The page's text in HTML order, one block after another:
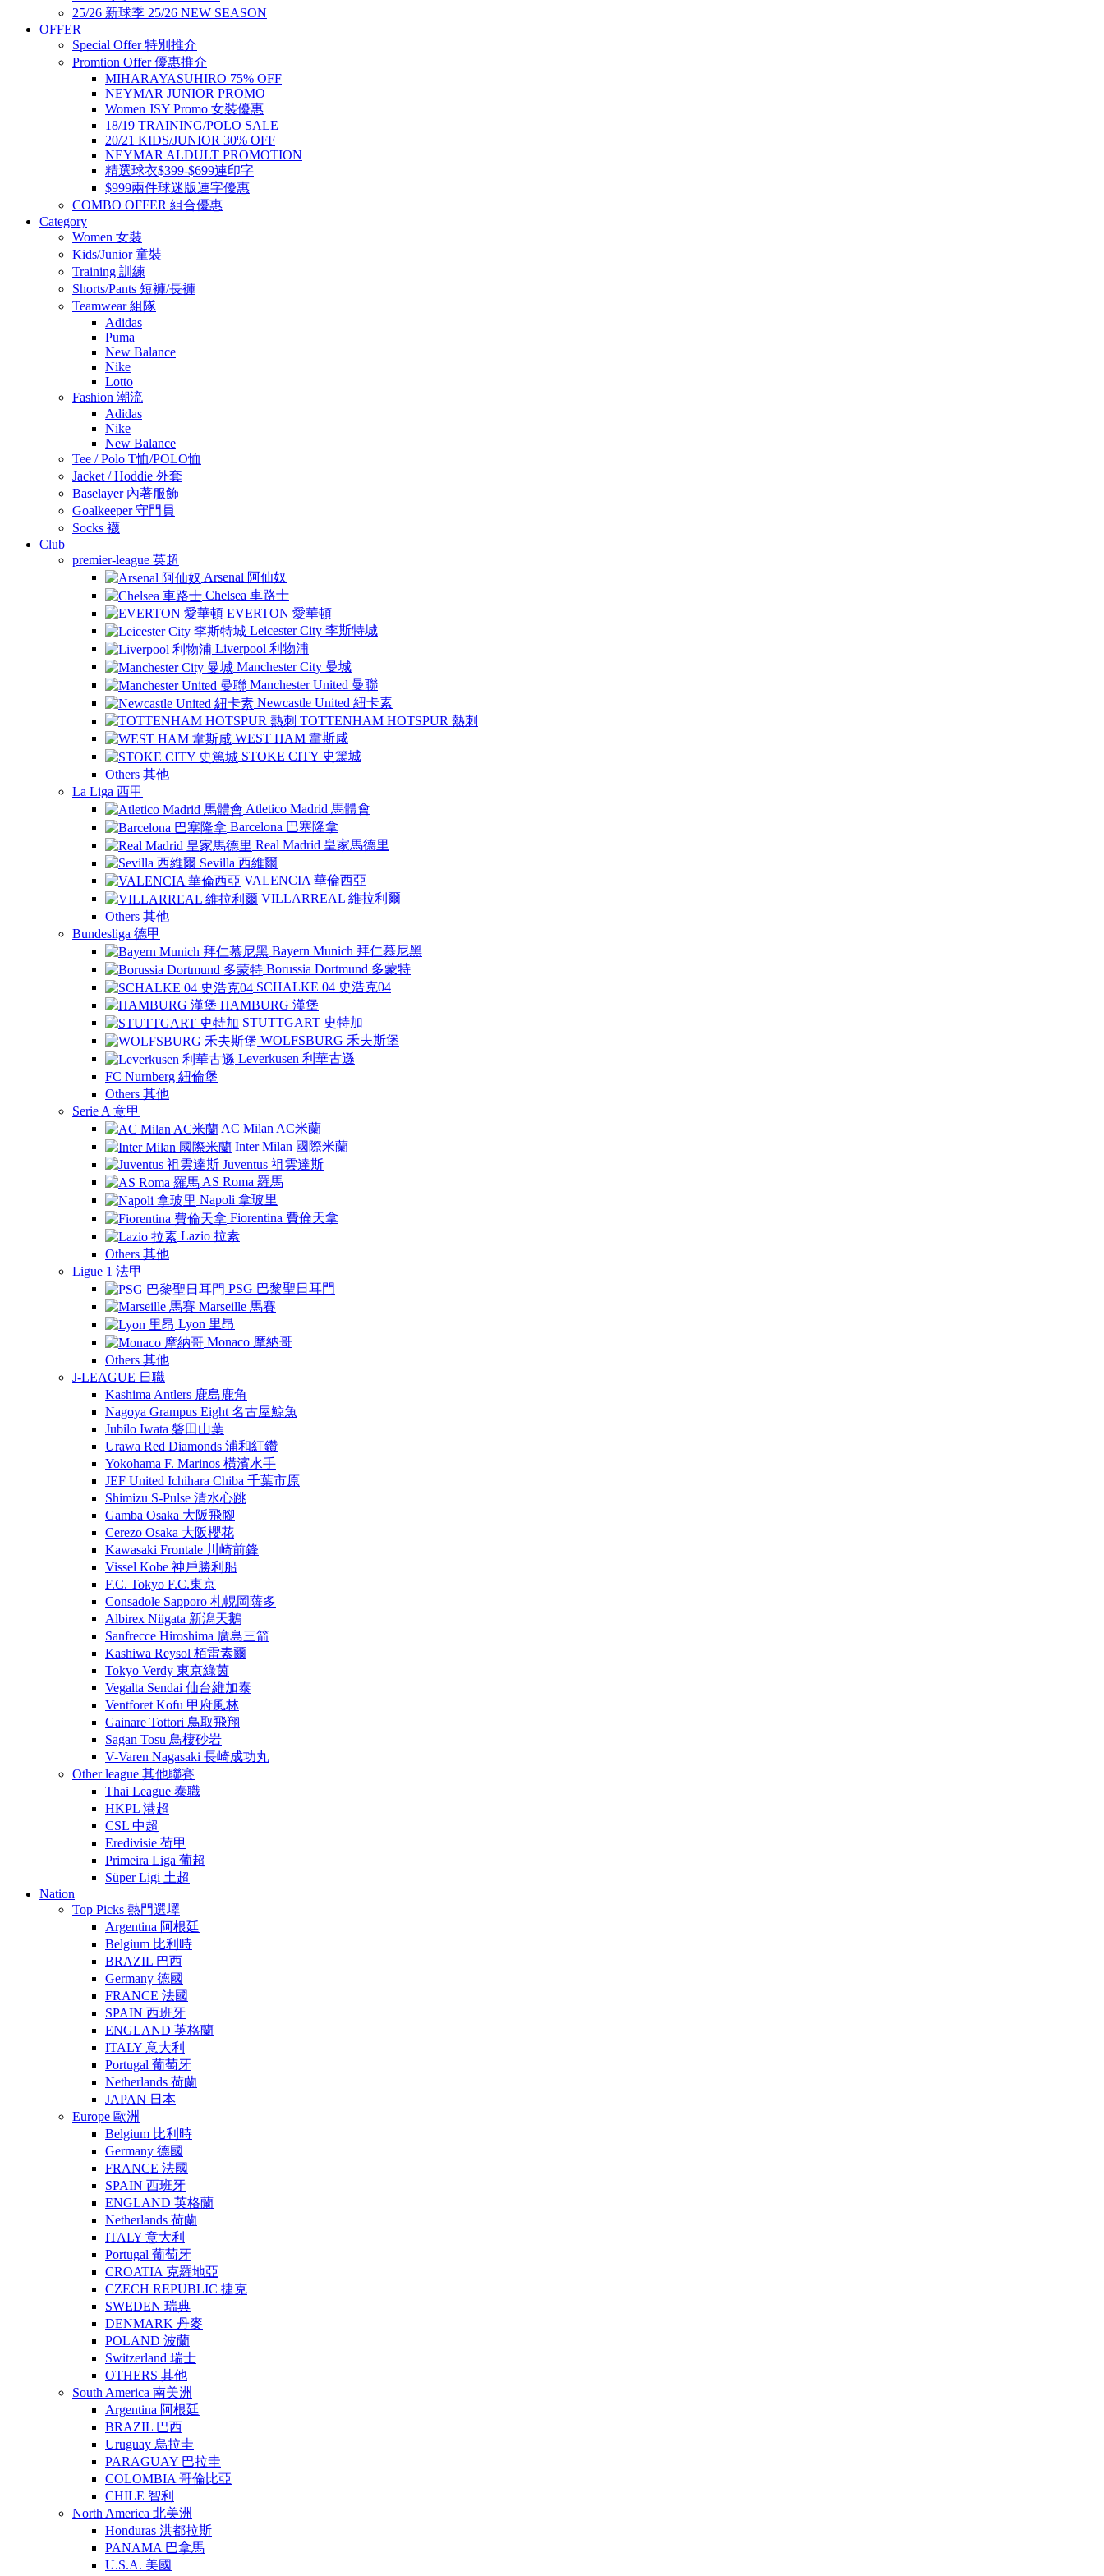
25/26 新球季 25/26 NEW SEASON
OFFER
Special Offer 特別推介
Promtion Offer 優惠推介
MIHARAYASUHIRO 75% OFF
NEYMAR JUNIOR PROMO
Women JSY Promo 女裝優惠
18/19 TRAINING/POLO SALE
20/21 KIDS/JUNIOR 30% OFF
NEYMAR ALDULT PROMOTION
精選球衣$399-$699連印字
$999兩件球迷版連字優惠
COMBO OFFER 組合優惠
Category
Women 女裝
Kids/Junior 童裝
Training 訓練
Shorts/Pants 短褲/長褲
Teamwear 組隊
Adidas
Puma
New Balance
Nike
Lotto
Fashion 潮流
Adidas
Nike
New Balance
Tee / Polo T恤/POLO恤
Jacket / Hoddie 外套
Baselayer 內著服飾
Goalkeeper 守門員
Socks 襪
Club
premier-league 英超
Arsenal 阿仙奴
Chelsea 車路士
EVERTON 愛華頓
Leicester City 李斯特城
Liverpool 利物浦
Manchester City 曼城
Manchester United 曼聯
Newcastle United 紐卡素
TOTTENHAM HOTSPUR 熱刺
WEST HAM 韋斯咸
STOKE CITY 史篤城
Others 其他
La Liga 西甲
Atletico Madrid 馬體會
Barcelona 巴塞隆拿
Real Madrid 皇家馬德里
Sevilla 西維爾
VALENCIA 華倫西亞
VILLARREAL 維拉利爾
Others 其他
Bundesliga 德甲
Bayern Munich 拜仁慕尼黑
Borussia Dortmund 多蒙特
SCHALKE 04 史浩克04
HAMBURG 漢堡
STUTTGART 史特加
WOLFSBURG 禾夫斯堡
Leverkusen 利華古遜
FC Nurnberg 紐倫堡
Others 其他
Serie A 意甲
AC Milan AC米蘭
Inter Milan 國際米蘭
Juventus 祖雲達斯
AS Roma 羅馬
Napoli 拿玻里
Fiorentina 費倫天拿
Lazio 拉素
Others 其他
Ligue 1 法甲
PSG 巴黎聖日耳門
Marseille 馬賽
Lyon 里昂
Monaco 摩納哥
Others 其他
J-LEAGUE 日職
Kashima Antlers 鹿島鹿角
Nagoya Grampus Eight 名古屋鯨魚
Jubilo Iwata 磐田山葉
Urawa Red Diamonds 浦和紅鑽
Yokohama F. Marinos 橫濱水手
JEF United Ichihara Chiba 千葉市原
Shimizu S-Pulse 清水心跳
Gamba Osaka 大阪飛腳
Cerezo Osaka 大阪櫻花
Kawasaki Frontale 川崎前鋒
Vissel Kobe 神戶勝利船
F.C. Tokyo F.C.東京
Consadole Sapporo 札幌岡薩多
Albirex Niigata 新潟天鵝
Sanfrecce Hiroshima 廣島三箭
Kashiwa Reysol 栢雷素爾
Tokyo Verdy 東京綠茵
Vegalta Sendai 仙台維加泰
Ventforet Kofu 甲府風林
Gainare Tottori 鳥取飛翔
Sagan Tosu 鳥棲砂岩
V-Varen Nagasaki 長崎成功丸
Other league 其他聯賽
Thai League 泰職
HKPL 港超
CSL 中超
Eredivisie 荷甲
Primeira Liga 葡超
Süper Ligi 土超
Nation
Top Picks 熱門選墿
Argentina 阿根廷
Belgium 比利時
BRAZIL 巴西
Germany 德國
FRANCE 法國
SPAIN 西班牙
ENGLAND 英格蘭
ITALY 意大利
Portugal 葡萄牙
Netherlands 荷蘭
JAPAN 日本
Europe 歐洲
Belgium 比利時
Germany 德國
FRANCE 法國
SPAIN 西班牙
ENGLAND 英格蘭
Netherlands 荷蘭
ITALY 意大利
Portugal 葡萄牙
CROATIA 克羅地亞
CZECH REPUBLIC 捷克
SWEDEN 瑞典
DENMARK 丹麥
POLAND 波蘭
Switzerland 瑞士
OTHERS 其他
South America 南美洲
Argentina 阿根廷
BRAZIL 巴西
Uruguay 烏拉圭
PARAGUAY 巴拉圭
COLOMBIA 哥倫比亞
CHILE 智利
North America 北美洲
Honduras 洪都拉斯
PANAMA 巴拿馬
U.S.A. 美國